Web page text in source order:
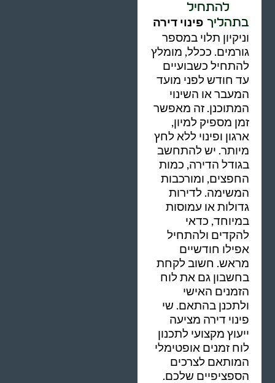
להתחיל
בתהליךפינוי דירה
וניקיון תלוי במספר
גורמים. ככלל, מומלץ
להתחיל כשבועיים
עד חודש לפני מועד
המעבר או השינוי
המתוכנן. זה מאפשר
זמן מספיק למיון,
ארגון ופינוי ללא לחץ
מיותר. יש להתחשב
בגודל הדירה, כמות
החפצים, ומורכבות
המשימה. לדירות
גדולות או עמוסות
במיוחד, כדאי
להקדים ולהתחיל
אפילו חודשיים
מראש. חשוב לקחת
בחשבון גם את לוח
הזמנים האישי
ולתכנן בהתאם. שי
פינוי דירה מציעה
ייעוץ מקצועי לתכנון
לוח זמנים אופטימלי
המותאם לצרכים
הספציפיים שלכם.